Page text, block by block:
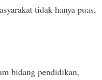
tidak hanya puas,
bidang pendidikan,